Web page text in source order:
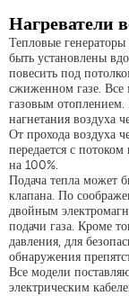
Нагреватели
Тепловые генераторы
быть установлены
повесить под
сжиженном газе. Все
газовым
нагнетания воздуха
От прохода воздуха
передается с
на 100%.
Подача тепла может
клапана. По
двойным
подачи газа. Кроме
давления, для
обнаружения
Все модели
электрическим